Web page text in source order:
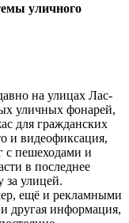
уличного
на улицах Лас-
уличных фонарей,
для гражданских
и видеофиксация,
с пешеходами и
в последнее
за улицей.
ещё и рекламными
другая информация,